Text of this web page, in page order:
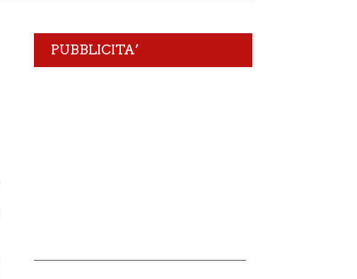
PUBBLICITA’